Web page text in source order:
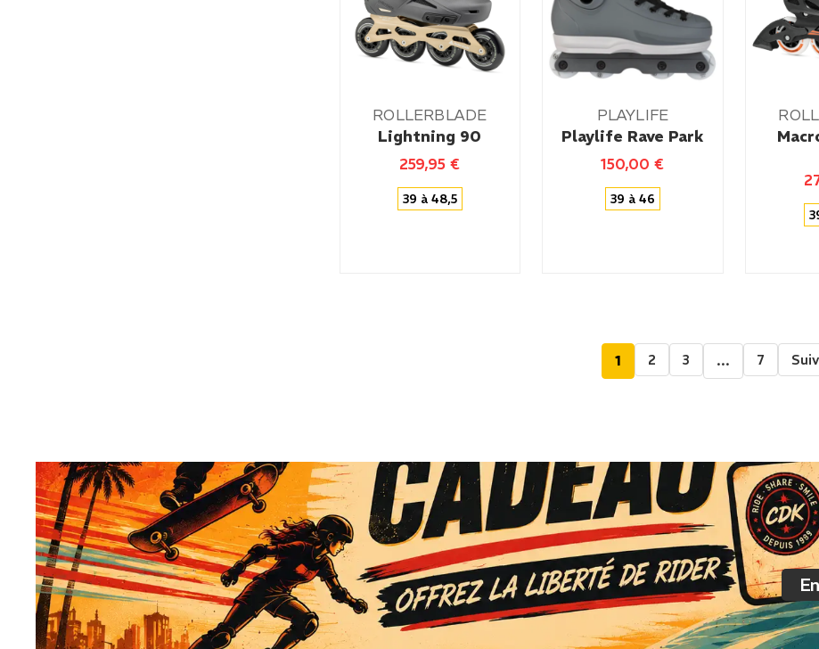
ROLLERBLADE
Lightning 90
259,95€
39 à 48,5
PLAYLIFE
Playlife Rave Park
150,00€
39 à 46
1 2 3 … 7